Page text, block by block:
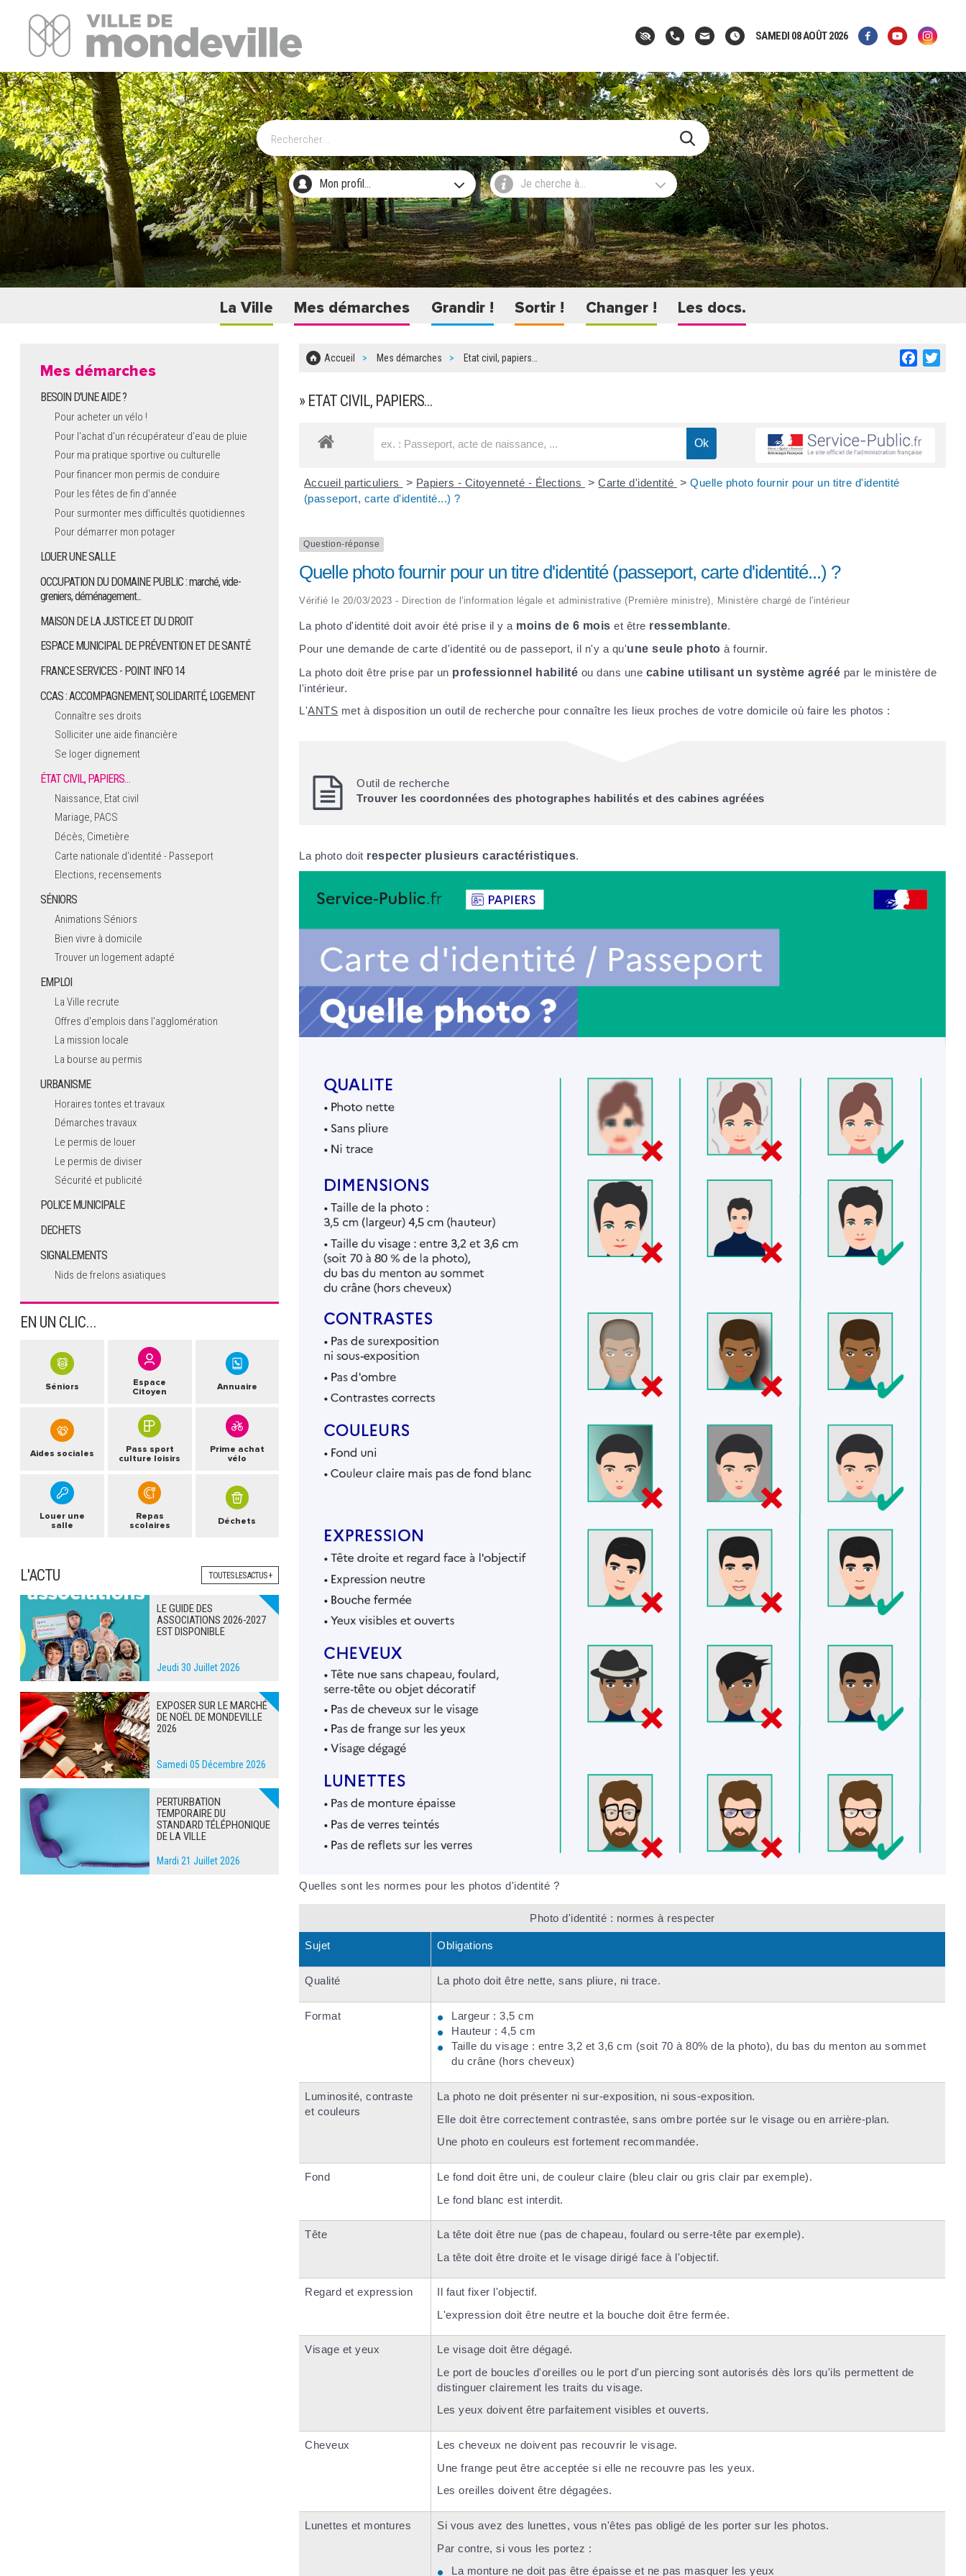
Site Officiel de la ville de Mondeville
SAMEDI 08 AOÛT 2026
Mon profil... Je cherche à...
La Ville Mes démarches Grandir ! Sortir ! Changer ! Les docs.
Facebook
Accueil Mes démarches Etat civil, papiers…
» ETAT CIVIL, PAPIERS…
Accueil particuliers > Papiers - Citoyenneté - Élections > Carte d'identité > Quelle photo fournir pour un titre d'identité
(passeport, carte d'identité...) ?
Question-réponse
Quelle photo fournir pour un titre d'identité (passeport, carte d'identité...) ?
Vérifié le 20/03/2023 - Direction de l'information légale et administrative (Première ministre), Ministère chargé de l'intérieur
La photo d'identité doit avoir été prise il y a moins de 6 mois et être ressemblante.
Pour une demande de carte d'identité ou de passeport, il n'y a qu'une seule photo à fournir.
La photo doit être prise par un professionnel habilité ou dans une cabine utilisant un système agréé par le ministère de
l'intérieur.
L'ANTS met à disposition un outil de recherche pour connaître les lieux proches de votre domicile où faire les photos :
Outil de recherche
Trouver les coordonnées des photographes habilités et des cabines agréées
La photo doit respecter plusieurs caractéristiques.
Quelles sont les normes pour les photos d'identité ?
Photo d'identité : normes à respecter
Sujet Obligations
Qualité La photo doit être nette, sans pliure, ni trace.
Format
Largeur : 3,5 cm
Hauteur : 4,5 cm
Taille du visage : entre 3,2 et 3,6 cm (soit 70 à 80% de la photo), du bas du menton au sommet
du crâne (hors cheveux)
Luminosité, contraste
et couleurs
La photo ne doit présenter ni sur-exposition, ni sous-exposition.
Elle doit être correctement contrastée, sans ombre portée sur le visage ou en arrière-plan.
Une photo en couleurs est fortement recommandée.
Fond
Le fond doit être uni, de couleur claire (bleu clair ou gris clair par exemple).
Le fond blanc est interdit.
Tête
La tête doit être nue (pas de chapeau, foulard ou serre-tête par exemple).
La tête doit être droite et le visage dirigé face à l'objectif.
Regard et expression
Il faut fixer l'objectif.
L'expression doit être neutre et la bouche doit être fermée.
Visage et yeux
Le visage doit être dégagé.
Le port de boucles d'oreilles ou le port d'un piercing sont autorisés dès lors qu'ils permettent de
distinguer clairement les traits du visage.
Les yeux doivent être parfaitement visibles et ouverts.
Cheveux
Les cheveux ne doivent pas recouvrir le visage.
Une frange peut être acceptée si elle ne recouvre pas les yeux.
Les oreilles doivent être dégagées.
Lunettes et montures
Si vous avez des lunettes, vous n'êtes pas obligé de les porter sur les photos.
Par contre, si vous les portez :
La monture ne doit pas être épaisse et ne pas masquer les yeux
Mes démarches
BESOIN D'UNE AIDE ?
Pour acheter un vélo !
Pour l'achat d’un récupérateur d’eau de pluie
Pour ma pratique sportive ou culturelle
Pour financer mon permis de conduire
Pour les fêtes de fin d'année
Pour surmonter mes difficultés quotidiennes
Pour démarrer mon potager
LOUER UNE SALLE
OCCUPATION DU DOMAINE PUBLIC : marché, vide-
greniers, déménagement...
MAISON DE LA JUSTICE ET DU DROIT
ESPACE MUNICIPAL DE PRÉVENTION ET DE SANTÉ
FRANCE SERVICES - POINT INFO 14
CCAS : ACCOMPAGNEMENT, SOLIDARITÉ, LOGEMENT
Connaître ses droits
Solliciter une aide financière
Se loger dignement
ÉTAT CIVIL, PAPIERS…
Naissance, Etat civil
Mariage, PACS
Décès, Cimetière
Carte nationale d'identité - Passeport
Elections, recensements
SÉNIORS
Animations Séniors
Bien vivre à domicile
Trouver un logement adapté
EMPLOI
La Ville recrute
Offres d'emplois dans l'agglomération
La mission locale
La bourse au permis
URBANISME
Horaires tontes et travaux
Démarches travaux
Le permis de louer
Le permis de diviser
Sécurité et publicité
POLICE MUNICIPALE
DECHETS
SIGNALEMENTS
Nids de frelons asiatiques
EN UN CLIC...
Séniors
Espace
Citoyen
Annuaire
Aides sociales
Pass sport
culture loisirs
Prime achat
vélo
Louer une
salle
Repas
scolaires
Déchets
L'ACTU TOUTES LES ACTUS +
LE GUIDE DES
ASSOCIATIONS 2026-2027
EST DISPONIBLE
Jeudi 30 Juillet 2026
EXPOSER SUR LE MARCHÉ
DE NOËL DE MONDEVILLE
2026
Samedi 05 Décembre 2026
PERTURBATION
TEMPORAIRE DU
STANDARD TÉLÉPHONIQUE
DE LA VILLE
Mardi 21 Juillet 2026